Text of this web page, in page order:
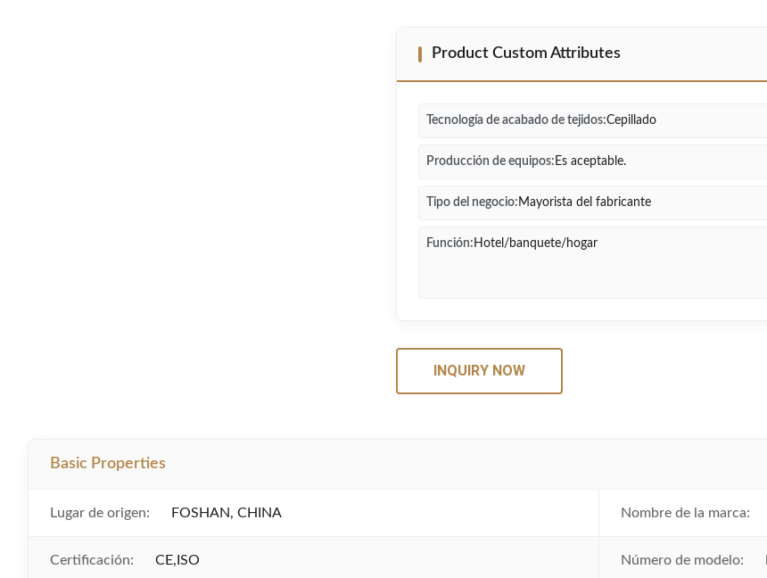
Product Custom Attributes
Tecnología de acabado de tejidos:Cepillado
Producción de equipos: Es aceptable.
Tipo del negocio: Mayorista del fabricante
Función: Hotel/banquete/hogar
INQUIRY NOW
Basic Properties
Lugar de origen: FOSHAN, CHINA Nombre de la marca:
Certificación: CE,ISO Número de modelo: